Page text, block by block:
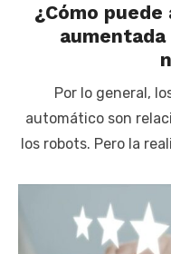
¿Cómo
Por lo general,
automático son
los robots. Pero la